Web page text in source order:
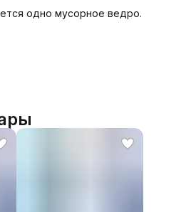
одно мусорное ведро.